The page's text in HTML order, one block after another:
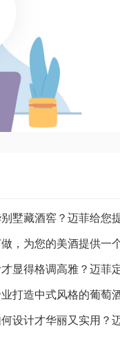
墅藏酒窖？迈菲给您
，为您的美酒提供一
打造中式风格的葡萄
设计才华丽又实用？